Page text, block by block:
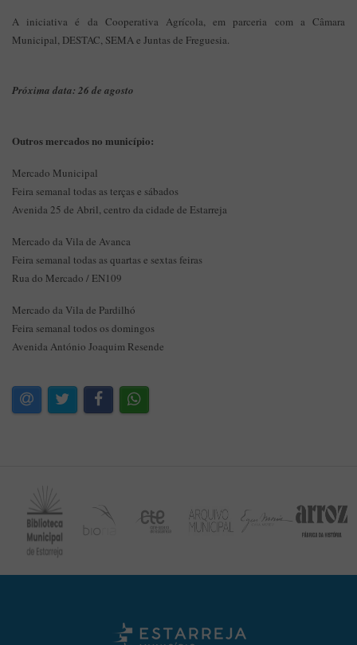
A iniciativa é da Cooperativa Agrícola, em parceria com a Câmara
Municipal, DESTAC, SEMA e Juntas de Freguesia.
Próxima data: 26 de agosto
Outros mercados no município:
Mercado Municipal
Feira semanal todas as terças e sábados
Avenida 25 de Abril, centro da cidade de Estarreja
Mercado da Vila de Avanca
Feira semanal todas as quartas e sextas feiras
Rua do Mercado / EN109
Mercado da Vila de Pardilhó
Feira semanal todos os domingos
Avenida António Joaquim Resende